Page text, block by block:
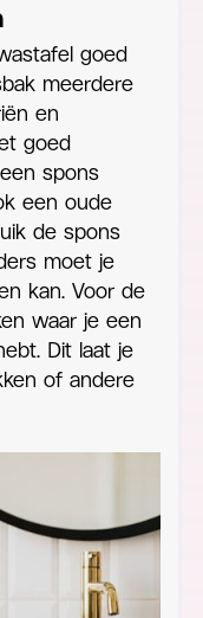
goed
meerdere
en
goed
spons
een oude
de spons
moet je
kan. Voor de
waar je een
Dit laat je
of andere